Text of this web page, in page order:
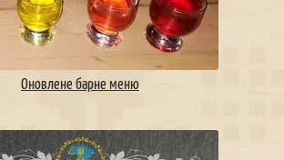
Оновлене барне меню